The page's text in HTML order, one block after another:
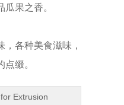
果之香。
各种美食滋味，
缀。
Extrusion